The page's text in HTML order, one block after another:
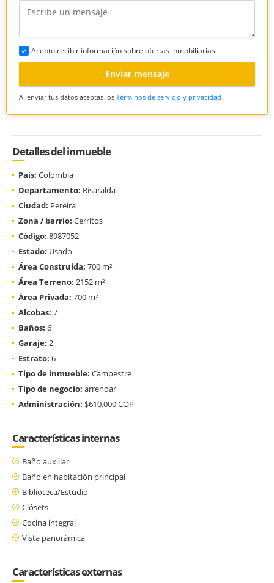
Acepto recibir información sobre ofertas inmobiliarias
Enviar mensaje
Al enviar tus datos aceptas los Términos de servicio y privacidad
Detalles del inmueble
País: Colombia
Departamento: Risaralda
Ciudad: Pereira
Zona / barrio: Cerritos
Código: 8987052
Estado: Usado
Área Construida: 700 m²
Área Terreno: 2152 m²
Área Privada: 700 m²
Alcobas: 7
Baños: 6
Garaje: 2
Estrato: 6
Tipo de inmueble: Campestre
Tipo de negocio: arrendar
Administración: $610.000 COP
Características internas
Baño auxiliar
Baño en habitación principal
Biblioteca/Estudio
Clósets
Cocina integral
Vista panorámica
Características externas